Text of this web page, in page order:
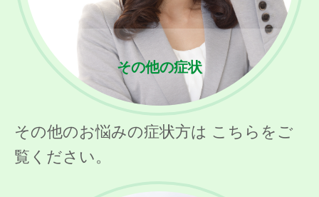
その他の症状
その他のお悩みの症状方は こちらをご
覧ください。